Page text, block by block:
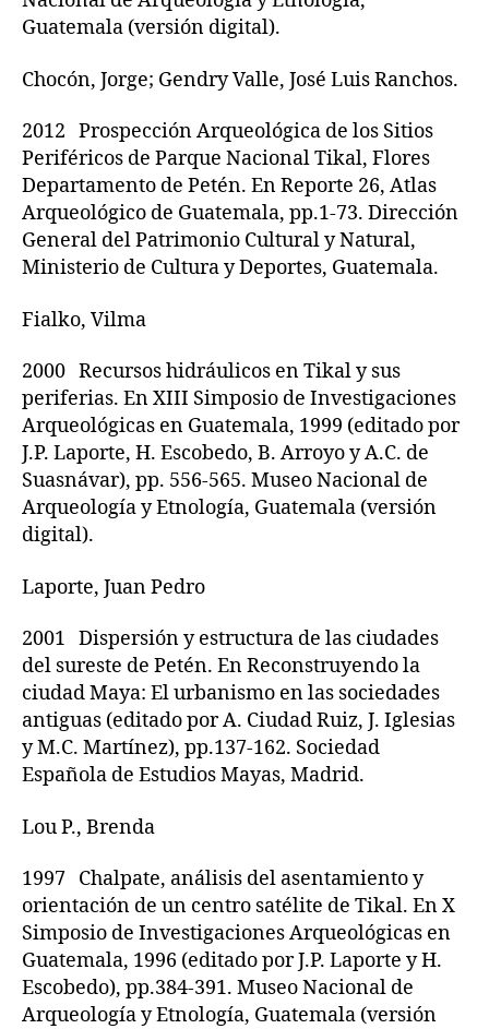
Guatemala (versión digital).
Chocón, Jorge; Gendry Valle, José Luis Ranchos.
2012 Prospección Arqueológica de los Sitios
Periféricos de Parque Nacional Tikal, Flores
Departamento de Petén. En Reporte 26, Atlas
Arqueológico de Guatemala, pp.1-73. Dirección
General del Patrimonio Cultural y Natural,
Ministerio de Cultura y Deportes, Guatemala.
Fialko, Vilma
2000 Recursos hidráulicos en Tikal y sus
periferias. En XIII Simposio de Investigaciones
Arqueológicas en Guatemala, 1999 (editado por
J.P. Laporte, H. Escobedo, B. Arroyo y A.C. de
Suasnávar), pp. 556-565. Museo Nacional de
Arqueología y Etnología, Guatemala (versión
digital).
Laporte, Juan Pedro
2001 Dispersión y estructura de las ciudades
del sureste de Petén. En Reconstruyendo la
ciudad Maya: El urbanismo en las sociedades
antiguas (editado por A. Ciudad Ruiz, J. Iglesias
y M.C. Martínez), pp.137-162. Sociedad
Española de Estudios Mayas, Madrid.
Lou P., Brenda
1997 Chalpate, análisis del asentamiento y
orientación de un centro satélite de Tikal. En X
Simposio de Investigaciones Arqueológicas en
Guatemala, 1996 (editado por J.P. Laporte y H.
Escobedo), pp.384-391. Museo Nacional de
Arqueología y Etnología, Guatemala (versión